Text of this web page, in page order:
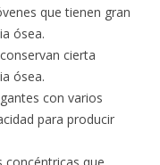
que tienen gran
ósea.
cierta
ósea.
con varios
para producir